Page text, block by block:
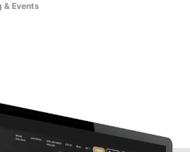
& Events